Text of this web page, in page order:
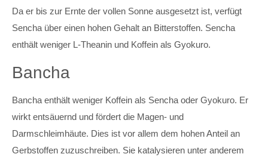
Da er bis zur Ernte der vollen Sonne ausgesetzt ist, verfügt
Sencha über einen hohen Gehalt an Bitterstoffen. Sencha
enthält weniger L-Theanin und Koffein als Gyokuro.
Bancha
Bancha enthält weniger Koffein als Sencha oder Gyokuro. Er
wirkt entsäuernd und fördert die Magen- und
Darmschleimhäute. Dies ist vor allem dem hohen Anteil an
Gerbstoffen zuzuschreiben. Sie katalysieren unter anderem